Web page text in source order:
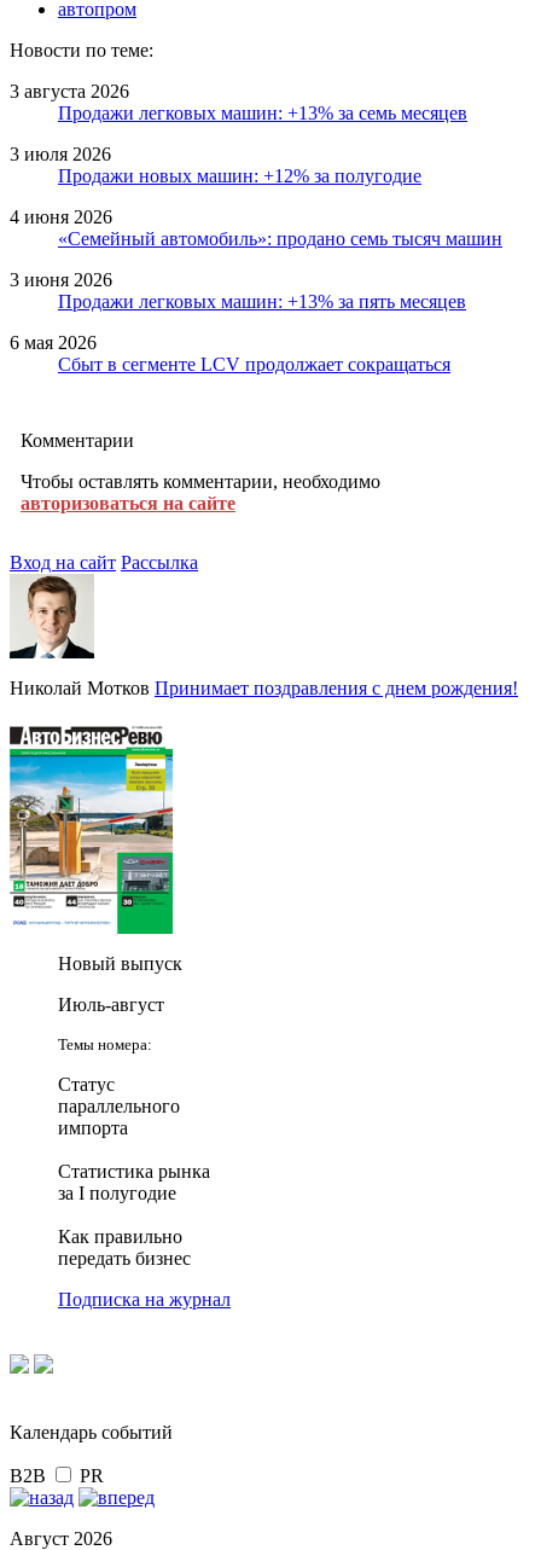
автопром
Новости по теме:
3 августа 2026
Продажи легковых машин: +13% за семь месяцев
3 июля 2026
Продажи новых машин: +12% за полугодие
4 июня 2026
«Семейный автомобиль»: продано семь тысяч машин
3 июня 2026
Продажи легковых машин: +13% за пять месяцев
6 мая 2026
Сбыт в сегменте LCV продолжает сокращаться
Комментарии
Чтобы оставлять комментарии, необходимо
авторизоваться на сайте
Вход на сайт Рассылка
Николай Мотков Принимает поздравления с днем рождения!
Новый выпуск
Июль-август
Темы номера:
Статус
параллельного
импорта
Статистика рынка
за I полугодие
Как правильно
передать бизнес
Подписка на журнал
Календарь событий
B2B PR
Август 2026